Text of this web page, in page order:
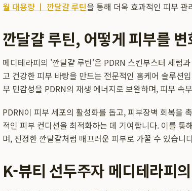
월 대용량 ㅣ 깐달걀 루틴을 통해 더욱 효과적인 피부 관
깐달걀 루틴, 어떻게 피부를
메디테라피의 '깐달걀 루틴'은 PDRN 스킨부스터 세럼
고 건강한 피부 바탕을 만드는 전문적인 홈케어 솔루션
부 민감성을 PDRN의 재생 에너지로 보완하며, 피부 속
PDRN이 피부 세포의 활성화를 돕고, 피부장벽 회복을
적인 피부 컨디션을 최적화하는 데 기여합니다. 이를
며, 진정한 깐달걀처럼 매끄러운 피부로 가꿀 수 있습니
K-뷰티 선두주자 메디테라피